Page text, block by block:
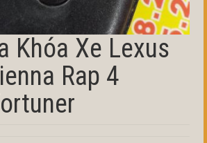
Khóa Xe Lexus
Rap 4